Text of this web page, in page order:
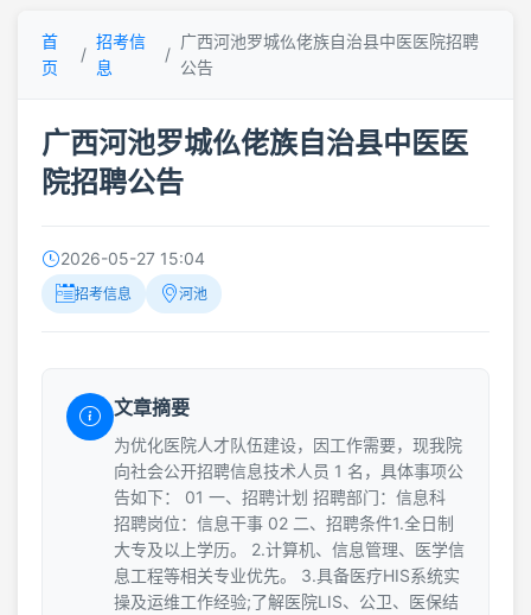
首
页
招考信
息
广西河池罗城仫佬族自治县中医医院招聘
公告
广西河池罗城仫佬族自治县中医医
院招聘公告
2026-05-27 15:04
招考信息 河池
文章摘要
为优化医院人才队伍建设，因工作需要，现我院
向社会公开招聘信息技术人员 1 名，具体事项公
告如下： 01 一、招聘计划 招聘部门：信息科
招聘岗位：信息干事 02 二、招聘条件1.全日制
大专及以上学历。 2.计算机、信息管理、医学信
息工程等相关专业优先。 3.具备医疗HIS系统实
操及运维工作经验;了解医院LIS、公卫、医保结